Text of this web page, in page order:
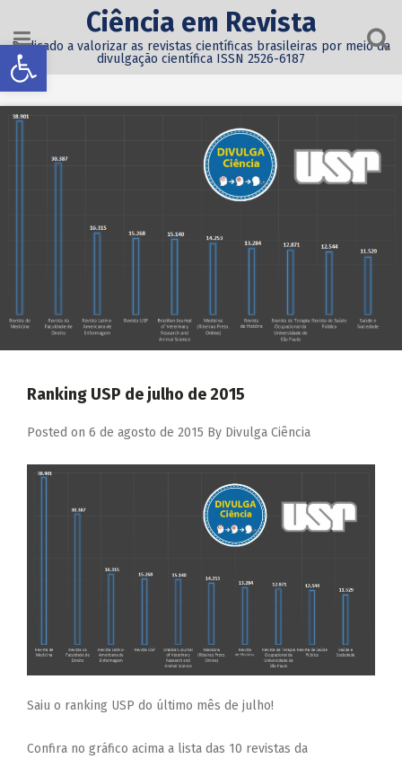
Abrir a barra de ferramentas
Ciência em Revista
Dedicado a valorizar as revistas científicas brasileiras por meio da
divulgação científica ISSN 2526-6187
Ranking USP de julho de 2015
Posted on 6 de agosto de 2015 By Divulga Ciência
Saiu o ranking USP do último mês de julho!
Confira no gráfico acima a lista das 10 revistas da